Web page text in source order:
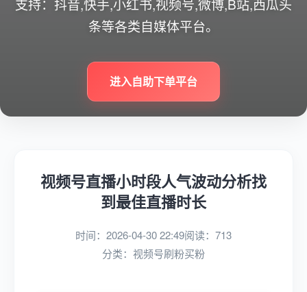
支持：抖音,快手,小红书,视频号,微博,B站,西瓜头
条等各类自媒体平台。
进入自助下单平台
视频号直播小时段人气波动分析找
到最佳直播时长
时间：2026-04-30 22:49阅读：713
分类： 视频号刷粉买粉